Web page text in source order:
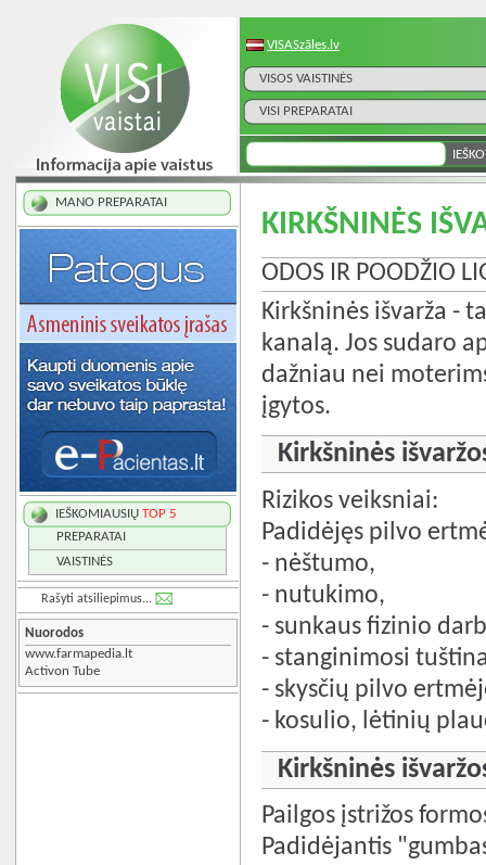
VISASzāles.lv
VISOS VAISTINĖS
VISI PREPARATAI
MANO PREPARATAI
IEŠKOMIAUSIŲ TOP 5
PREPARATAI
VAISTINĖS
Rašyti atsiliepimus...
Nuorodos
www.farmapedia.lt
Activon Tube
KIRKŠNINĖS
ODOS IR POODŽIO
Kirkšninės išvarža -
kanalą. Jos sudaro
dažniau nei
įgytos.
Kirkšninės
Rizikos veiksniai:
Padidėjęs pilvo
- nėštumo,
- nutukimo,
- sunkaus fizinio
- stanginimosi
- skysčių pilvo
- kosulio, lėtinių
Kirkšninės
Pailgos įstrižos
Padidėjantis